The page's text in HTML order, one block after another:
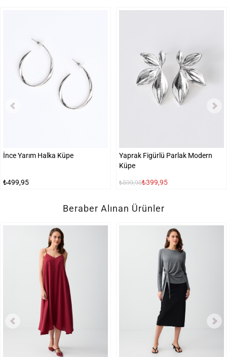
İnce Yarım Halka Küpe
₺499,95
Yaprak Figürlü Parlak Modern
Küpe
₺599,95₺399,95
Beraber Alınan Ürünler